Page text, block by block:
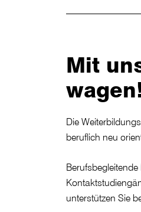
Mit
Die
beruflich neu
unterstützen Sie